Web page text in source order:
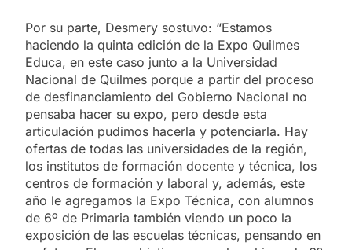
Por su parte, Desmery sostuvo: “Estamos
haciendo la quinta edición de la Expo Quilmes
Educa, en este caso junto a la Universidad
Nacional de Quilmes porque a partir del proceso
de desfinanciamiento del Gobierno Nacional no
pensaba hacer su expo, pero desde esta
articulación pudimos hacerla y potenciarla. Hay
ofertas de todas las universidades de la región,
los institutos de formación docente y técnica, los
centros de formación y laboral y, además, este
año le agregamos la Expo Técnica, con alumnos
de 6º de Primaria también viendo un poco la
exposición de las escuelas técnicas, pensando en